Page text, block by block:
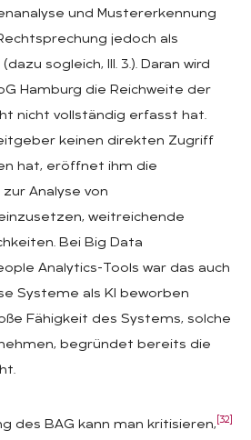
und Mustererkennung
jedoch als
sogleich, III. 3.). Daran wird
Hamburg die Reichweite der
nicht vollständig erfasst hat.
keinen direkten Zugriff
hat, eröffnet ihm die
zur Analyse von
weitreichende
Bei Big Data
Analytics-Tools war das auch
Systeme als KI beworben
Fähigkeit des Systems, solche
begründet bereits die
des BAG kann man kritisieren, [32]